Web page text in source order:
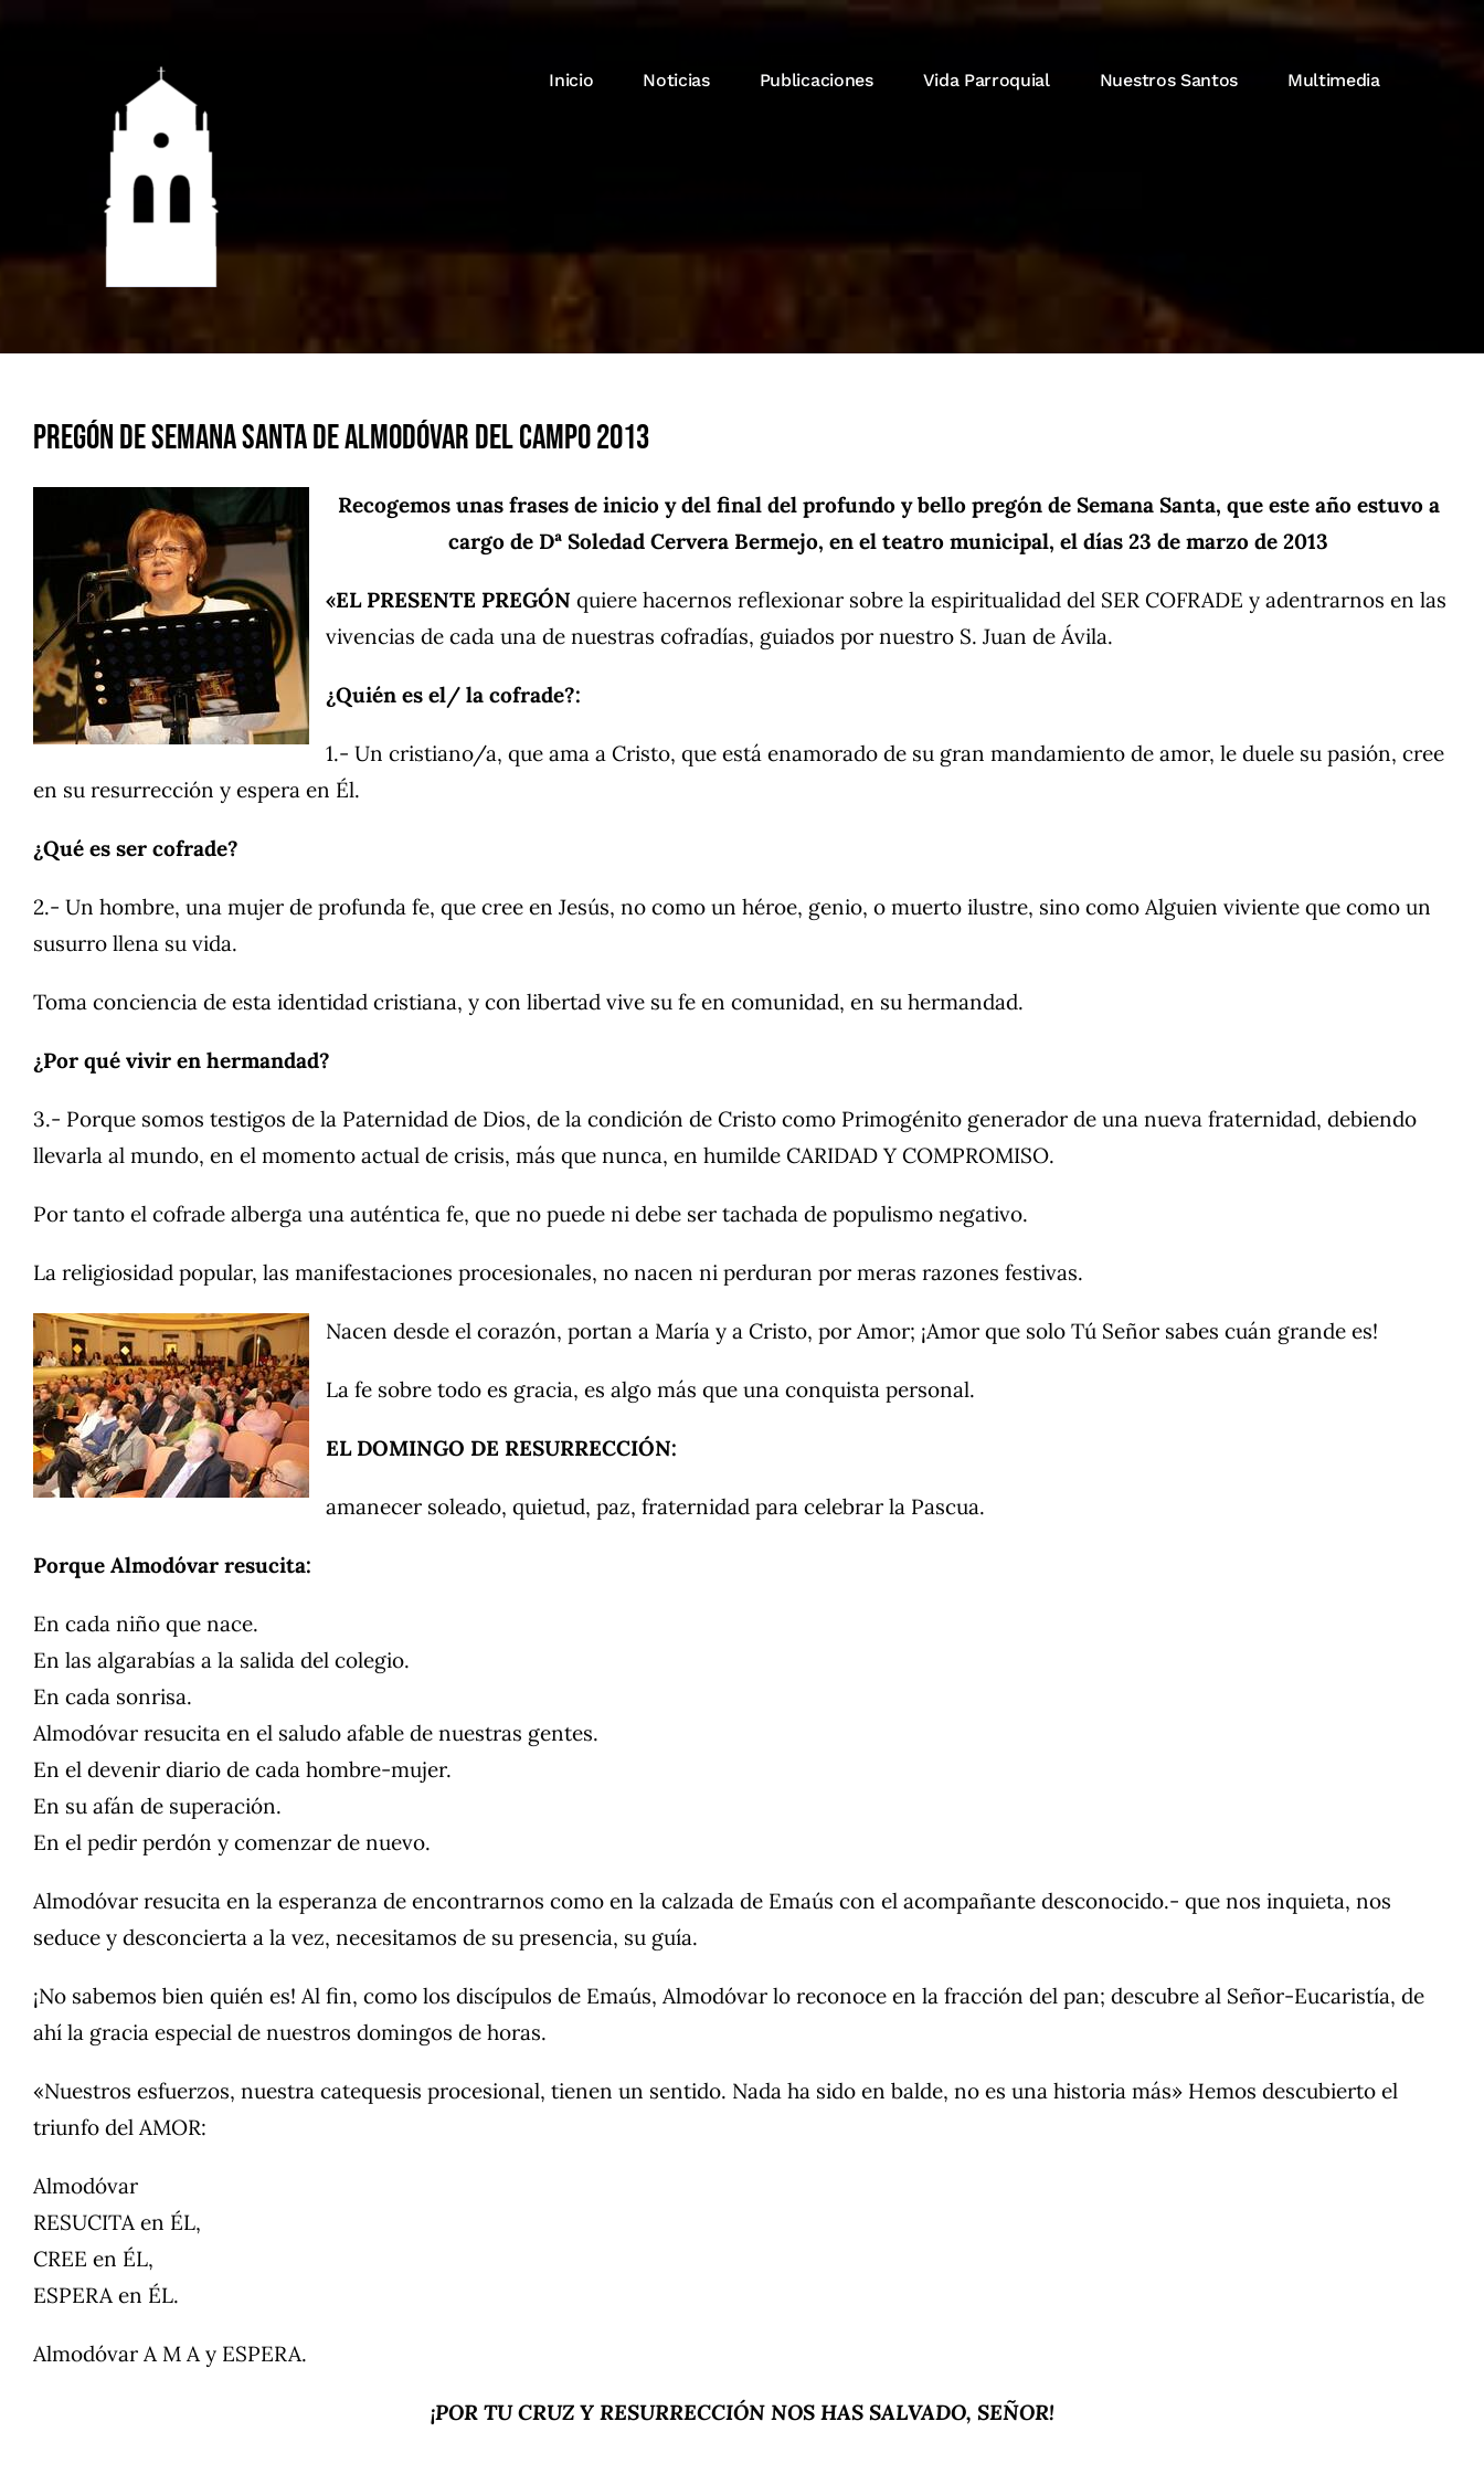
Inicio Noticias Publicaciones Vida Parroquial Nuestros Santos Multimedia
Pregón de Semana Santa de Almodóvar del Campo 2013
Recogemos unas frases de inicio y del final del profundo y bello pregón de Semana Santa, que este año estuvo a
cargo de Dª Soledad Cervera Bermejo, en el teatro municipal, el días 23 de marzo de 2013
«EL PRESENTE PREGÓN quiere hacernos reflexionar sobre la espiritualidad del SER COFRADE y adentrarnos en las
vivencias de cada una de nuestras cofradías, guiados por nuestro S. Juan de Ávila.
¿Quién es el/ la cofrade?:
1.- Un cristiano/a, que ama a Cristo, que está enamorado de su gran mandamiento de amor, le duele su pasión, cree
en su resurrección y espera en Él.
¿Qué es ser cofrade?
2.- Un hombre, una mujer de profunda fe, que cree en Jesús, no como un héroe, genio, o muerto ilustre, sino como Alguien viviente que como un
susurro llena su vida.
Toma conciencia de esta identidad cristiana, y con libertad vive su fe en comunidad, en su hermandad.
¿Por qué vivir en hermandad?
3.- Porque somos testigos de la Paternidad de Dios, de la condición de Cristo como Primogénito generador de una nueva fraternidad, debiendo
llevarla al mundo, en el momento actual de crisis, más que nunca, en humilde CARIDAD Y COMPROMISO.
Por tanto el cofrade alberga una auténtica fe, que no puede ni debe ser tachada de populismo negativo.
La religiosidad popular, las manifestaciones procesionales, no nacen ni perduran por meras razones festivas.
Nacen desde el corazón, portan a María y a Cristo, por Amor; ¡Amor que solo Tú Señor sabes cuán grande es!
La fe sobre todo es gracia, es algo más que una conquista personal.
EL DOMINGO DE RESURRECCIÓN:
amanecer soleado, quietud, paz, fraternidad para celebrar la Pascua.
Porque Almodóvar resucita:
En cada niño que nace.
En las algarabías a la salida del colegio.
En cada sonrisa.
Almodóvar resucita en el saludo afable de nuestras gentes.
En el devenir diario de cada hombre-mujer.
En su afán de superación.
En el pedir perdón y comenzar de nuevo.
Almodóvar resucita en la esperanza de encontrarnos como en la calzada de Emaús con el acompañante desconocido.- que nos inquieta, nos
seduce y desconcierta a la vez, necesitamos de su presencia, su guía.
¡No sabemos bien quién es! Al fin, como los discípulos de Emaús, Almodóvar lo reconoce en la fracción del pan; descubre al Señor-Eucaristía, de
ahí la gracia especial de nuestros domingos de horas.
«Nuestros esfuerzos, nuestra catequesis procesional, tienen un sentido. Nada ha sido en balde, no es una historia más» Hemos descubierto el
triunfo del AMOR:
Almodóvar
RESUCITA en ÉL,
CREE en ÉL,
ESPERA en ÉL.
Almodóvar A M A y ESPERA.
¡POR TU CRUZ Y RESURRECCIÓN NOS HAS SALVADO, SEÑOR!